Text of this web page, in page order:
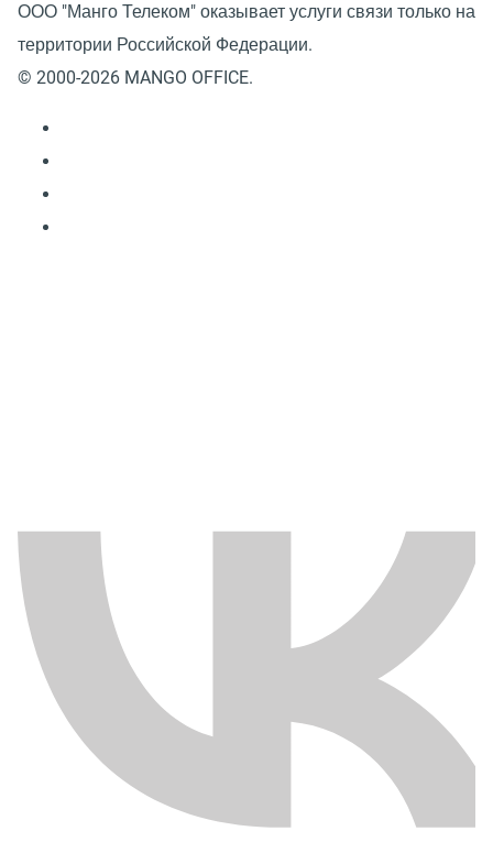
ООО "Манго Телеком" оказывает услуги связи только на
территории Российской Федерации.
© 2000-2026 MANGO OFFICE.